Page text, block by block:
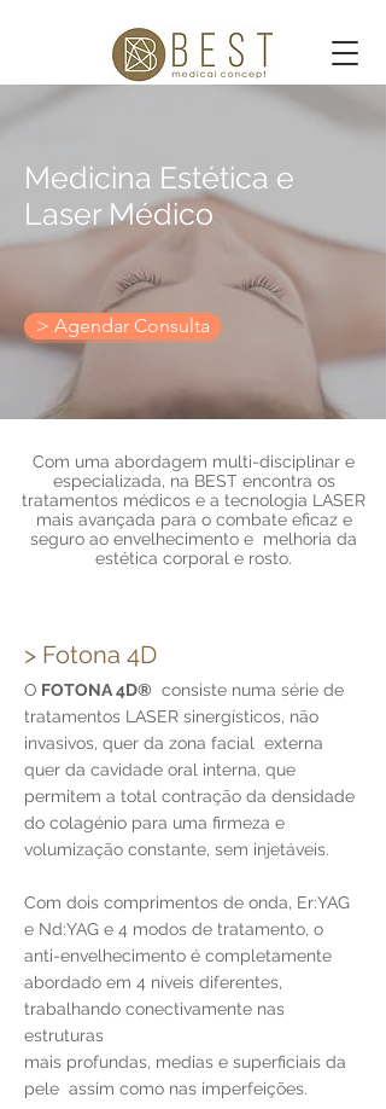
Medicina Estética e
Laser Médico
> Agendar Consulta
Com uma abordagem multi-disciplinar e
especializada, na BEST encontra os
tratamentos médicos e a tecnologia LASER
mais avançada para o combate eficaz e
seguro ao envelhecimento e melhoria da
estética corporal e rosto.
> Fotona 4D
O FOTONA 4D® consiste numa série de
tratamentos LASER sinergísticos, não
invasivos, quer da zona facial externa
quer da cavidade oral interna, que
permitem a total contração da densidade
do colagénio para uma firmeza e
volumização constante, sem injetáveis.
Com dois comprimentos de onda, Er:YAG
e Nd:YAG e 4 modos de tratamento, o
anti-envelhecimento é completamente
abordado em 4 níveis diferentes,
trabalhando conectivamente nas
estruturas
mais profundas, medias e superficiais da
pele assim como nas imperfeições.